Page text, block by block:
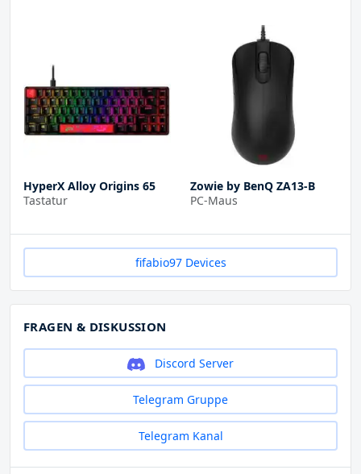
HyperX Alloy Origins 65
Tastatur
Zowie by BenQ ZA13-B
PC-Maus
fifabio97 Devices
FRAGEN & DISKUSSION
Discord Server
Telegram Gruppe
Telegram Kanal